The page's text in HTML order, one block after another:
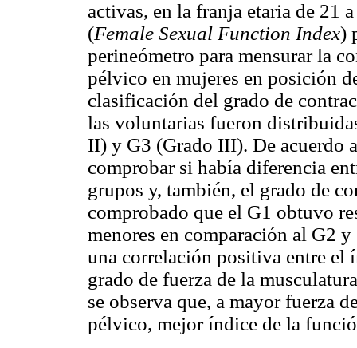
activas, en la franja etaria de 21
(Female Sexual Function Index)
perineómetro para mensurar la
pélvico en mujeres en posición
clasificación del grado de
las voluntarias fueron
II) y G3 (Grado III). De acuerdo
comprobar si había diferencia
grupos y, también, el grado de
comprobado que el G1 obtuvo
menores en comparación al G2
una correlación positiva entre el
grado de fuerza de la
se observa que, a mayor fuerza
pélvico, mejor índice de la